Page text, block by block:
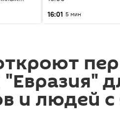
16:01 5 мин
и людей